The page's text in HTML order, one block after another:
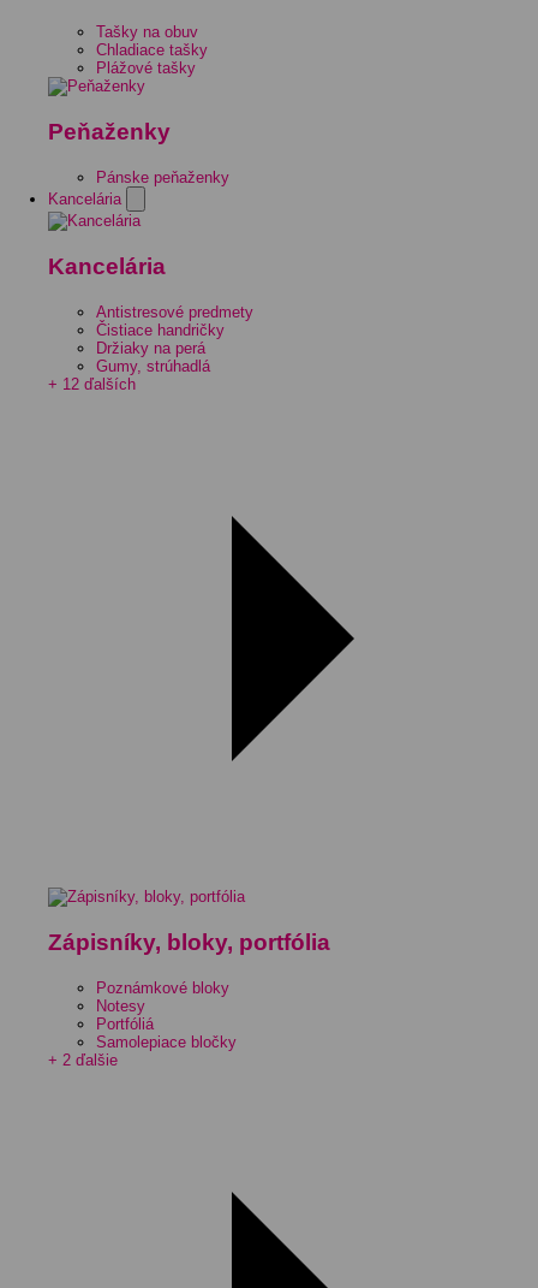
Tašky na obuv
Chladiace tašky
Plážové tašky
Peňaženky
Pánske peňaženky
Kancelária
Kancelária
Antistresové predmety
Čistiace handričky
Držiaky na perá
Gumy, strúhadlá
+ 12 ďalších
Zápisníky, bloky, portfólia
Poznámkové bloky
Notesy
Portfóliá
Samolepiace bločky
+ 2 ďalšie